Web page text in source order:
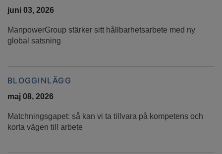
juni 03, 2026
ManpowerGroup stärker sitt hållbarhetsarbete med ny
global satsning
BLOGGINLÄGG
maj 08, 2026
Matchningsgapet: så kan vi ta tillvara på kompetens och
korta vägen till arbete